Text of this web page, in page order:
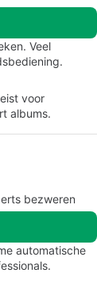
Veel
voor
albums.
bezweren
automatische